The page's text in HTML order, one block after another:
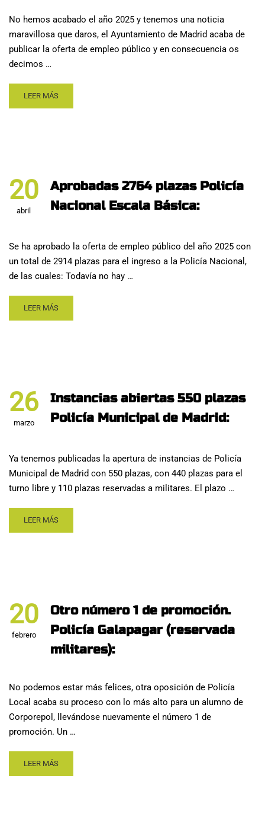
No hemos acabado el año 2025 y tenemos una noticia
maravillosa que daros, el Ayuntamiento de Madrid acaba de
publicar la oferta de empleo público y en consecuencia os
decimos …
LEER MÁS
20
abril
Aprobadas 2764 plazas Policía
Nacional Escala Básica:
Se ha aprobado la oferta de empleo público del año 2025 con
un total de 2914 plazas para el ingreso a la Policía Nacional,
de las cuales: Todavía no hay …
LEER MÁS
26
marzo
Instancias abiertas 550 plazas
Policía Municipal de Madrid:
Ya tenemos publicadas la apertura de instancias de Policía
Municipal de Madrid con 550 plazas, con 440 plazas para el
turno libre y 110 plazas reservadas a militares. El plazo …
LEER MÁS
20
febrero
Otro número 1 de promoción.
Policía Galapagar (reservada
militares):
No podemos estar más felices, otra oposición de Policía
Local acaba su proceso con lo más alto para un alumno de
Corporepol, llevándose nuevamente el número 1 de
promoción. Un …
LEER MÁS